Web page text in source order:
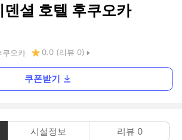
덴셜 호텔 후쿠오카
쿠오카 0.0 (리뷰 0)
쿠폰받기
시설정보 리뷰 0